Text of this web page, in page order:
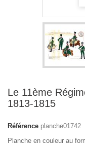
Le 11ème
1813-1815
Référence planche01742
Planche en couleur au